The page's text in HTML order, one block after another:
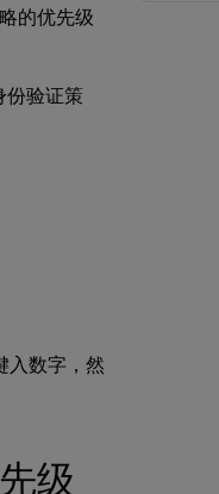
的优先级
份验证策
入数字，然
级